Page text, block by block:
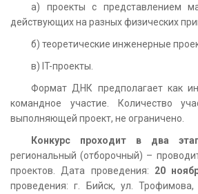
а) проекты с представлением
действующих на разных физических
б) теоретические инженерные
в) IT-проекты.
Формат ДНК предполагает как
командное участие. Количество
выполняющей проект, не ограничено.
Конкурс проходит в два
региональный (отборочный) –
проектов. Дата проведения: 20
проведения: г. Бийск, ул.